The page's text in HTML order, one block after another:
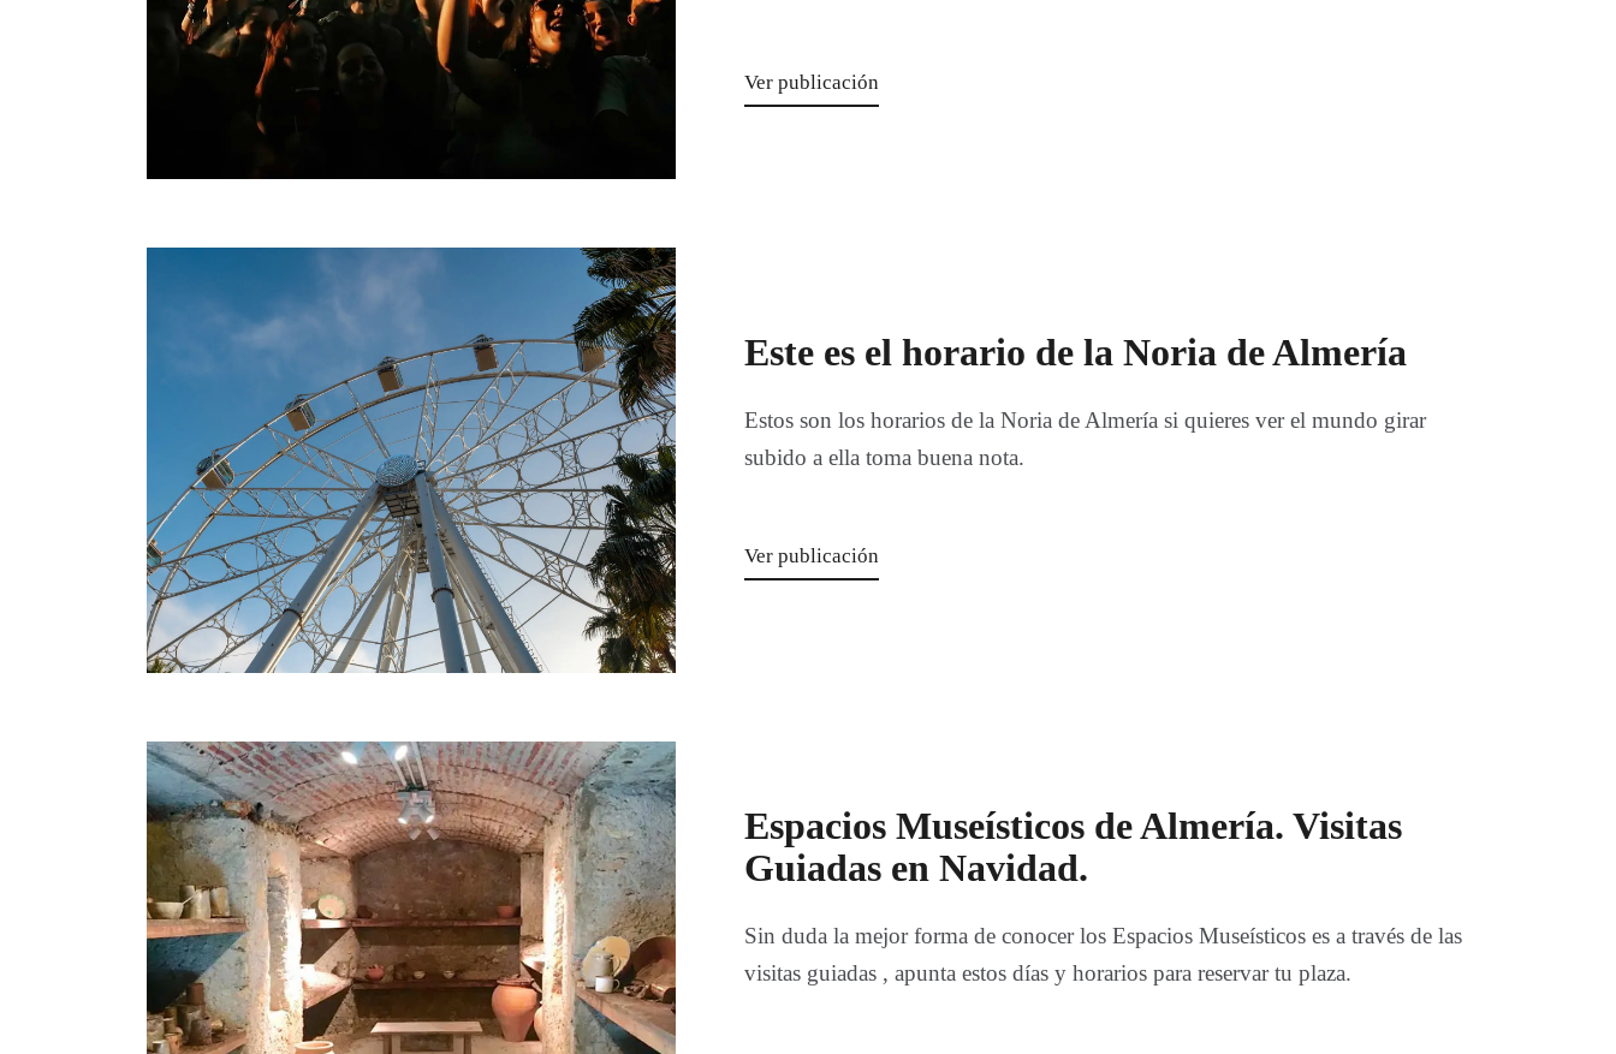
Ver publicación
Este es el horario de la Noria de Almería
Estos son los horarios de la Noria de Almería si quieres ver el mundo girar
subido a ella toma buena nota.
Ver publicación
Espacios Museísticos de Almería. Visitas
Guiadas en Navidad.
Sin duda la mejor forma de conocer los Espacios Museísticos es a través de las
visitas guiadas , apunta estos días y horarios para reservar tu plaza.